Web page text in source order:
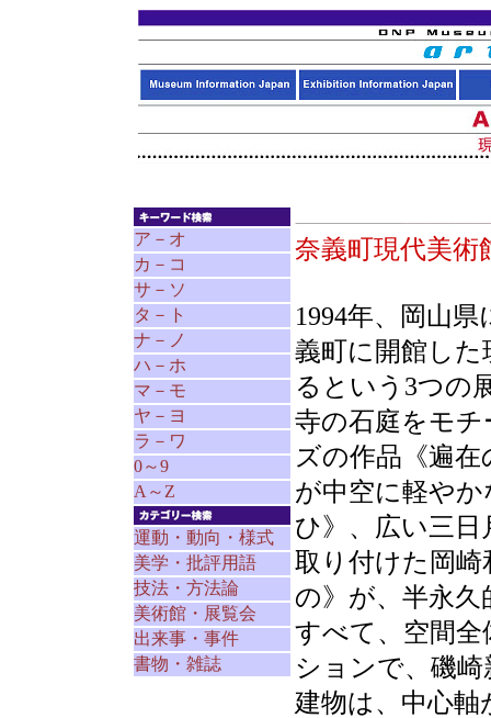
ア－オ
カ－コ
サ－ソ
タ－ト
ナ－ノ
ハ－ホ
マ－モ
ヤ－ヨ
ラ－ワ
0～9
A～Z
運動・動向・様式
美学・批評用語
技法・方法論
美術館・展覧会
出来事・事件
書物・雑誌
奈義町現代美
1994年、岡山
義町に開館した
るという3つの
寺の石庭をモ
ズの作品《遍
が中空に軽や
ひ》、広い三
取り付けた岡
の》が、半永
すべて、空間
ションで、磯
建物は、中心